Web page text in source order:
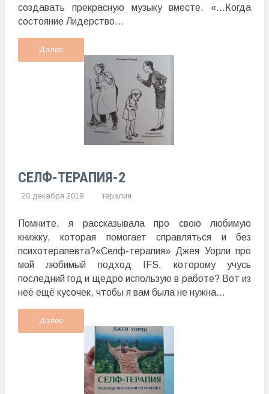
создавать прекрасную музыку вместе. «…Когда
состояние Лидерство...
Далее
СЕЛФ-ТЕРАПИЯ-2
20 декабря 2019 терапия
Помните, я рассказывала про свою любимую
книжку, которая помогает справляться и без
психотерапевта?«Селф-терапия» Джея Уорли про
мой любимый подход IFS, которому учусь
последний год и щедро использую в работе? Вот из
неё ещё кусочек, чтобы я вам была не нужна...
Далее